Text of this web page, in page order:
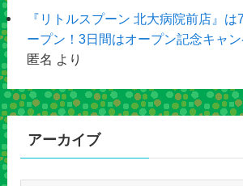
『リトルスプーン 北大病院前店』
ープン！3日間はオープン記念キャ
匿名 より
アーカイブ